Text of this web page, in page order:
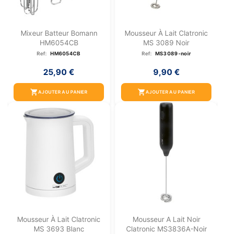
Mixeur Batteur Bomann
HM6054CB
Ref: HM6054CB
25,90 €
shopping_cartAJOUTER AU PANIER
Mousseur À Lait Clatronic
MS 3089 Noir
Ref: MS3089-noir
9,90 €
shopping_cartAJOUTER AU PANIER
Mousseur À Lait Clatronic
MS 3693 Blanc
Mousseur A Lait Noir
Clatronic MS3836A-Noir